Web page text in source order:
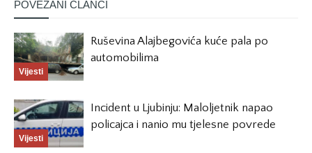
POVEZANI ČLANCI
Vijesti
Ruševina Alajbegovića kuće pala po
automobilima
Vijesti
Incident u Ljubinju: Maloljetnik napao
policajca i nanio mu tjelesne povrede